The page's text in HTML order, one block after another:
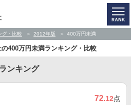
グ・比較 2012年版 400万円未満
の400万円未満ランキング・比較
ンキング
72.12点